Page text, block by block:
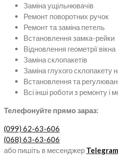
Заміна ущільнювачів
Ремонт поворотних ручок
Ремонт та заміна петель
Встановлення замка-рейки
Відновлення геометрії вікна
Заміна склопакетів
Заміна глухого склопакету
Встановлення та
Всі інші роботи з ремонту і
Телефонуйте прямо зараз:
(099) 62-63-606
(068) 63-63-606
або пишіть в месенджер Telegram